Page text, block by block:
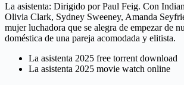
La asistenta: Dirigido por Paul Feig. Con
Olivia Clark, Sydney Sweeney, Amanda
mujer luchadora que se alegra de empezar de
doméstica de una pareja acomodada y elitista.
La asistenta 2025 free torrent download
La asistenta 2025 movie watch online